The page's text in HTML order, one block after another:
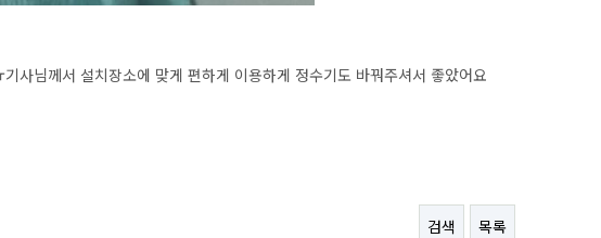
사님께서 설치장소에 맞게 편하게 이용하게 정수기도 바꿔주셔서 좋았어요
검색 목록